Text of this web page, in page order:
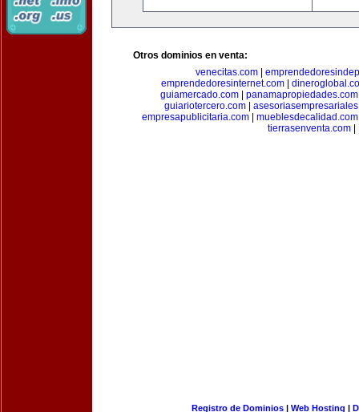
Otros dominios en venta:
venecitas.com|
emprendedoresinternet.com
guiamercado.com| panamapropiedades.com
guiariotercero.com|
empresapublicitaria.com| mueblesdecalidad.com
tierrasenventa.com
Registro de Dominios| Web Hosting |